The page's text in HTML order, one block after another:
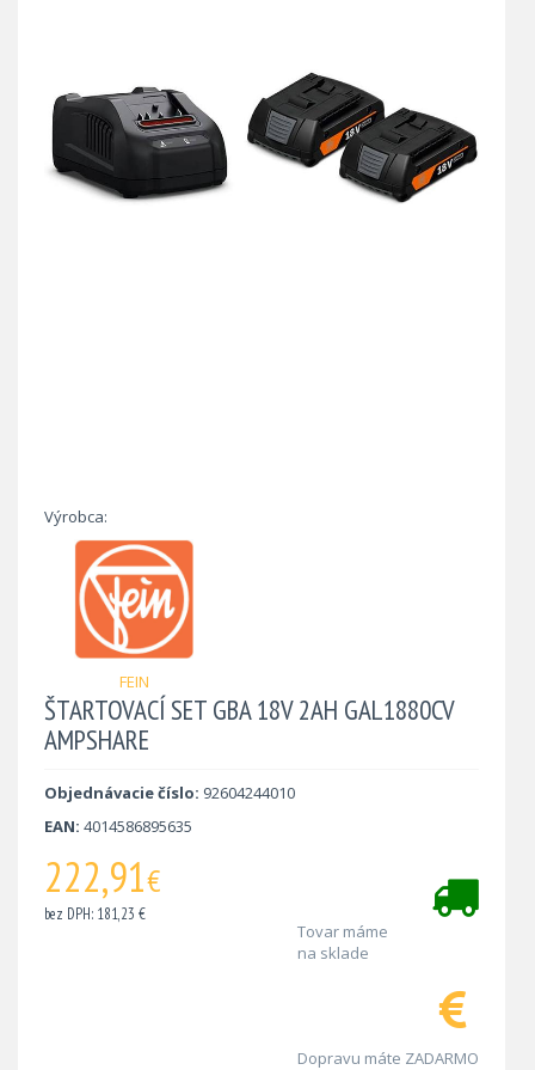
Výrobca:
FEIN
ŠTARTOVACÍ SET GBA 18V 2AH GAL1880CV
AMPSHARE
Objednávacie číslo: 92604244010
EAN: 4014586895635
222,91€
bez DPH: 181,23 €
Tovar máme
na sklade
Dopravu máte ZADARMO